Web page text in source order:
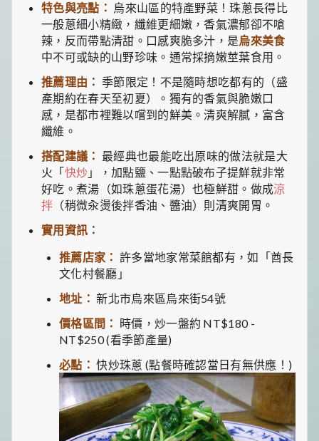
特色與亮點： 烏來山區的特產野菜！珠蔥長得比
一般蔥細小精緻，纖維更細嫩，香氣濃郁卻不嗆
辣，反而帶點清甜。口感爽脆多汁，是烏來美食
中不可或缺的山野珍味。通常採摘嫩莖葉食用。
推薦理由： 季節限定！不是隨時想吃都有的（盛
產期約在春天至初夏）。獨有的香氣與脆嫩口
感，是都市裡難以嚐到的鮮美。清爽解膩，富含
纖維。
搭配建議： 最經典也最能吃出原味的做法就是大
火「快炒 」，加點鹽、一點點破布子提鮮就非常
好吃。煮湯（如珠蔥蛋花湯）也極鮮甜。做成涼
拌 （稍微汆燙後拌香油、醬油）則清爽開胃。
實用資訊：
推薦店家： 許多當地家常菜館都有，如「酋長
文化村餐廳」
地址： 新北市烏來區烏來街54號
價格區間：
時價，炒一盤約 NT$180 -
NT$250 (看季節產量)
必點： 快炒珠蔥 (點餐時確認當日有無供應！)